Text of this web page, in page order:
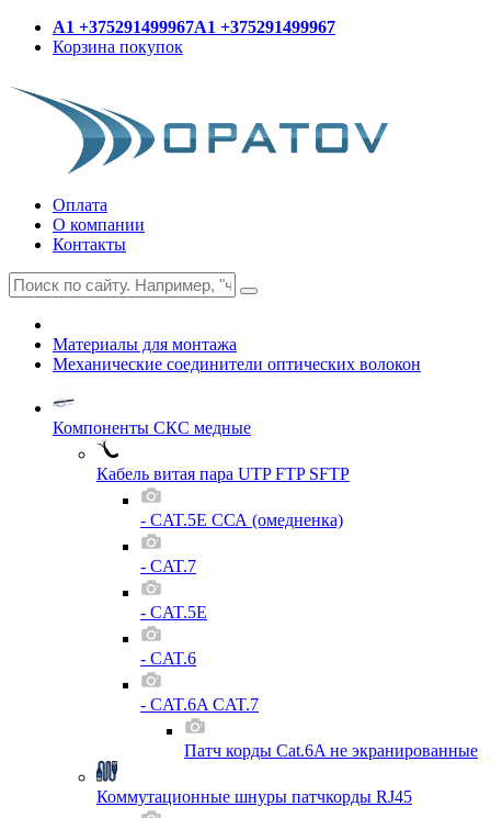
A1 +375291499967A1 +375291499967
Корзина покупок
Оплата
О компании
Контакты
Материалы для монтажа
Механические соединители оптических волокон
Компоненты СКС медные
Кабель витая пара UTP FTP SFTP
- CAT.5E ССА (омедненка)
- CAT.7
- CAT.5E
- CAT.6
- CAT.6A CAT.7
Патч корды Cat.6A не экранированные
Коммутационные шнуры патчкорды RJ45